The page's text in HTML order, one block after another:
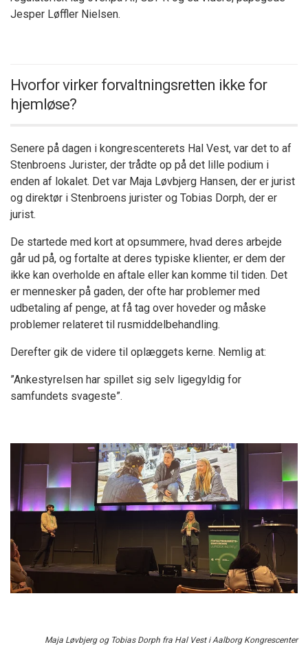
Jesper Løffler Nielsen.
Hvorfor virker forvaltningsretten ikke for
hjemløse?
Senere på dagen i kongrescenterets Hal Vest, var det to af
Stenbroens Jurister, der trådte op på det lille podium i
enden af lokalet. Det var Maja Løvbjerg Hansen, der er jurist
og direktør i Stenbroens jurister og Tobias Dorph, der er
jurist.
De startede med kort at opsummere, hvad deres arbejde
går ud på, og fortalte at deres typiske klienter, er dem der
ikke kan overholde en aftale eller kan komme til tiden. Det
er mennesker på gaden, der ofte har problemer med
udbetaling af penge, at få tag over hoveder og måske
problemer relateret til rusmiddelbehandling.
Derefter gik de videre til oplæggets kerne. Nemlig at:
”Ankestyrelsen har spillet sig selv ligegyldig for
samfundets svageste”.
Maja Løvbjerg og Tobias Dorph fra Hal Vest i Aalborg Kongrescenter